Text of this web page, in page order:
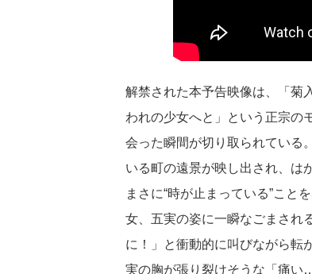
解禁された本予告映像は、「菊
われの少女へと」という正宗の
会った瞬間が切り取られている
いる町の遠景が映し出され、は
まさに“時が止まっている”こと
女、五実の姿に一瞬なごまされ
に！」と衝動的に叫びながら転
実の胸が張り裂けそうな「痛い